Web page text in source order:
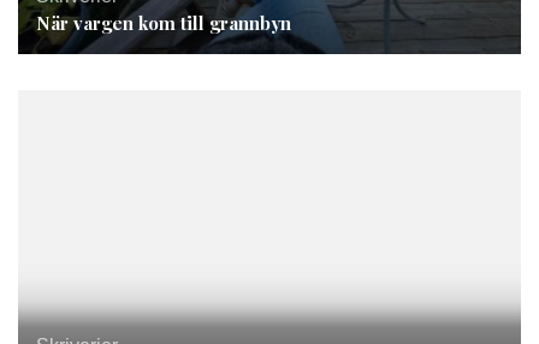
När vargen kom till grannbyn